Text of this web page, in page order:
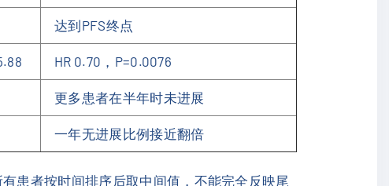
达到PFS终点
HR 0.70，P=0.0076
更多患者在半年时未进展
一年无进展比例接近翻倍
患者按时间排序后取中间值，不能完全反映尾